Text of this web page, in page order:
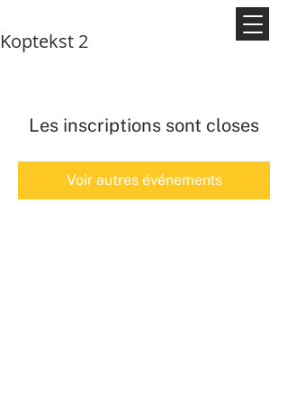
Koptekst 2
Les inscriptions sont closes
Voir autres événements